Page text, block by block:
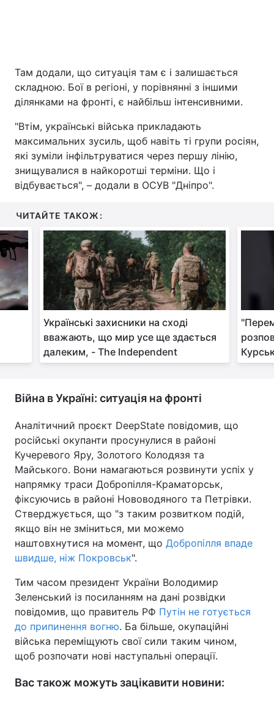
Там додали, що ситуація там є і залишається
складною. Бої в регіоні, у порівнянні з іншими
ділянками на фронті, є найбільш інтенсивними.
"Втім, українські війська прикладають
максимальних зусиль, щоб навіть ті групи росіян,
які зуміли інфільтруватися через першу лінію,
знищувалися в найкоротші терміни. Що і
відбувається", – додали в ОСУВ "Дніпро".
ЧИТАЙТЕ ТАКОЖ:
Українські захисники на сході
вважають, що мир усе ще здається
далеким, - The Independent
Війна в Україні: ситуація на фронті
Аналітичний проєкт DeepState повідомив, що
російські окупанти просунулися в районі
Кучеревого Яру, Золотого Колодязя та
Майського. Вони намагаються розвинути успіх у
напрямку траси Добропілля-Краматорськ,
фіксуючись в районі Нововодяного та Петрівки.
Стверджується, що "з таким розвитком подій,
якщо він не зміниться, ми можемо
наштовхнутися на момент, що Добропілля впаде
швидше, ніж Покровськ".
Тим часом президент України Володимир
Зеленський із посиланням на дані розвідки
повідомив, що правитель РФ Путін не готується
до припинення вогню. Ба більше, окупаційні
війська переміщують свої сили таким чином,
щоб розпочати нові наступальні операції.
Вас також можуть зацікавити новини: